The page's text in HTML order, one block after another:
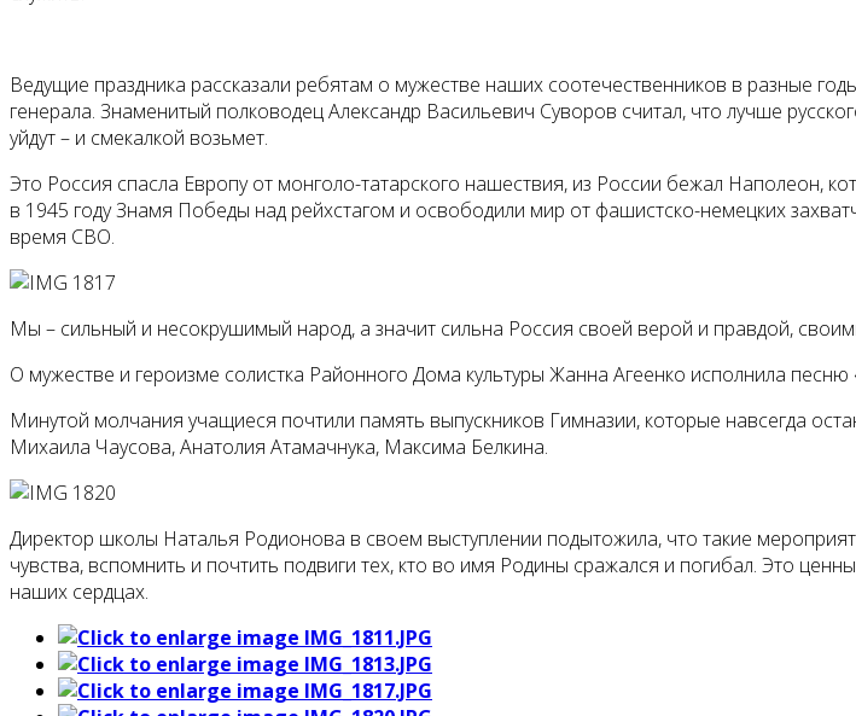
Ведущие праздника рассказали ребятам о мужестве наших соотечественников в разные
генерала. Знаменитый полководец Александр Васильевич Суворов считал, что лучше
уйдут – и смекалкой возьмет.
Это Россия спасла Европу от монголо-татарского нашествия, из России бежал Наполеон,
в 1945 году Знамя Победы над рейхстагом и освободили мир от фашистско-немецких
время СВО.
Мы – сильный и несокрушимый народ, а значит сильна Россия своей верой и правдой,
О мужестве и героизме солистка Районного Дома культуры Жанна Агеенко исполнила песню
Минутой молчания учащиеся почтили память выпускников Гимназии, которые навсегда
Михаила Чаусова, Анатолия Атамачнука, Максима Белкина.
Директор школы Наталья Родионова в своем выступлении подытожила, что такие
чувства, вспомнить и почтить подвиги тех, кто во имя Родины сражался и погибал. Это
наших сердцах.